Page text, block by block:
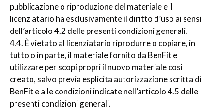
pubblicazione o riproduzione del materiale e il
licenziatario ha esclusivamente il diritto d’uso ai sensi
dell’articolo 4.2 delle presenti condizioni generali.
4.4. È vietato al licenziatario riprodurre o copiare, in
tutto o in parte, il materiale fornito da BenFit e
utilizzare per scopi propri il nuovo materiale così
creato, salvo previa esplicita autorizzazione scritta di
BenFit e alle condizioni indicate nell’articolo 4.5 delle
presenti condizioni generali.